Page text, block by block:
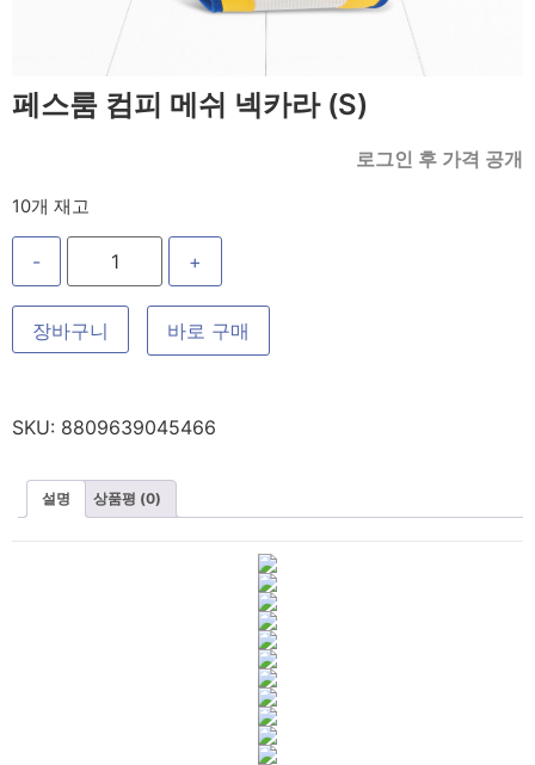
페스룸 컴피 메쉬 넥카라 (S)
로그인 후 가격 공개
10개 재고
- +
장바구니 바로 구매
SKU: 8809639045466
설명 상품평 (0)